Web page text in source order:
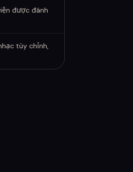
được đánh
tùy chỉnh,